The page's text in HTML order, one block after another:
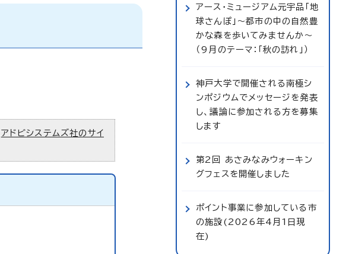
アドビシステムズ社のサイ
アース・ミュージアム元宇品「地
球さんぽ」～都市の中の自然豊
かな森を歩いてみませんか～
（9月のテーマ：「秋の訪れ」）
神戸大学で開催される南極シ
ンポジウムでメッセージを発表
し、議論に参加される方を募集
します
第2回 あさみなみウォーキン
グフェスを開催しました
ポイント事業に参加している市
の施設(2026年4月1日現
在)